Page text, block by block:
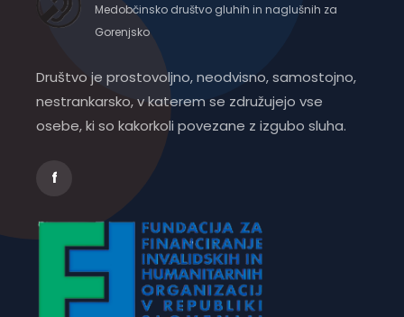
Medobčinsko društvo gluhih in naglušnih za
Gorenjsko
Društvo je prostovoljno, neodvisno, samostojno,
nestrankarsko, v katerem se združujejo vse
osebe, ki so kakorkoli povezane z izgubo sluha.
f